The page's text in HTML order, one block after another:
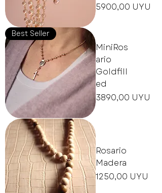
Precio
5900,00 UYU
Best Seller
MiniRos
ario
Goldfill
ed
Precio
3890,00 UYU
Rosario
Madera
Precio
1250,00 UYU